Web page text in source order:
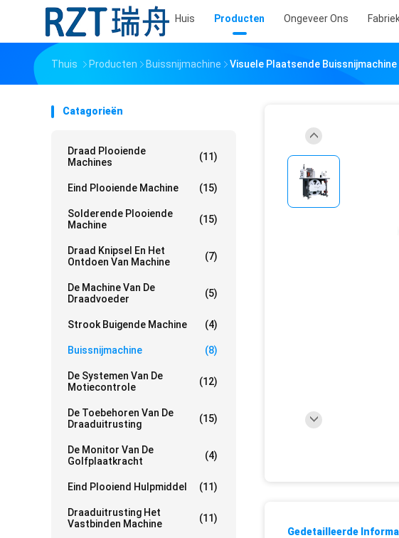
Huis Producten Ongeveer Ons
Thuis Producten Buissnijmachine Visuele Plaatsende
Catagorieën
Draad Plooiende
Machines
(11)
Eind Plooiende Machine (15)
Solderende Plooiende
Machine
(15)
Draad Knipsel En Het
Ontdoen Van Machine
(7)
De Machine Van De
Draadvoeder
(5)
Strook Buigende Machine (4)
Buissnijmachine (8)
De Systemen Van De
Motiecontrole
(12)
De Toebehoren Van De
Draaduitrusting
(15)
De Monitor Van De
Golfplaatkracht
(4)
Eind Plooiend Hulpmiddel (11)
Draaduitrusting Het
Vastbinden Machine
(11)
Gedetailleerde